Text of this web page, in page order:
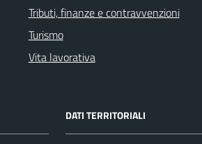
Tributi, finanze e contravvenzioni
Turismo
Vita lavorativa
DATI TERRITORIALI